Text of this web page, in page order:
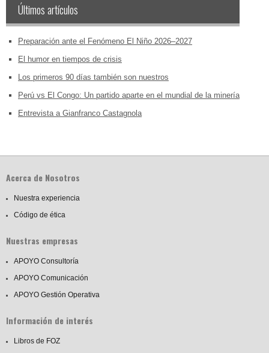
Últimos artículos
Preparación ante el Fenómeno El Niño 2026–2027
El humor en tiempos de crisis
Los primeros 90 días también son nuestros
Perú vs El Congo: Un partido aparte en el mundial de la minería
Entrevista a Gianfranco Castagnola
Acerca de Nosotros
Nuestra experiencia
Código de ética
Nuestras empresas
APOYO Consultoría
APOYO Comunicación
APOYO Gestión Operativa
Información de interés
Libros de FOZ